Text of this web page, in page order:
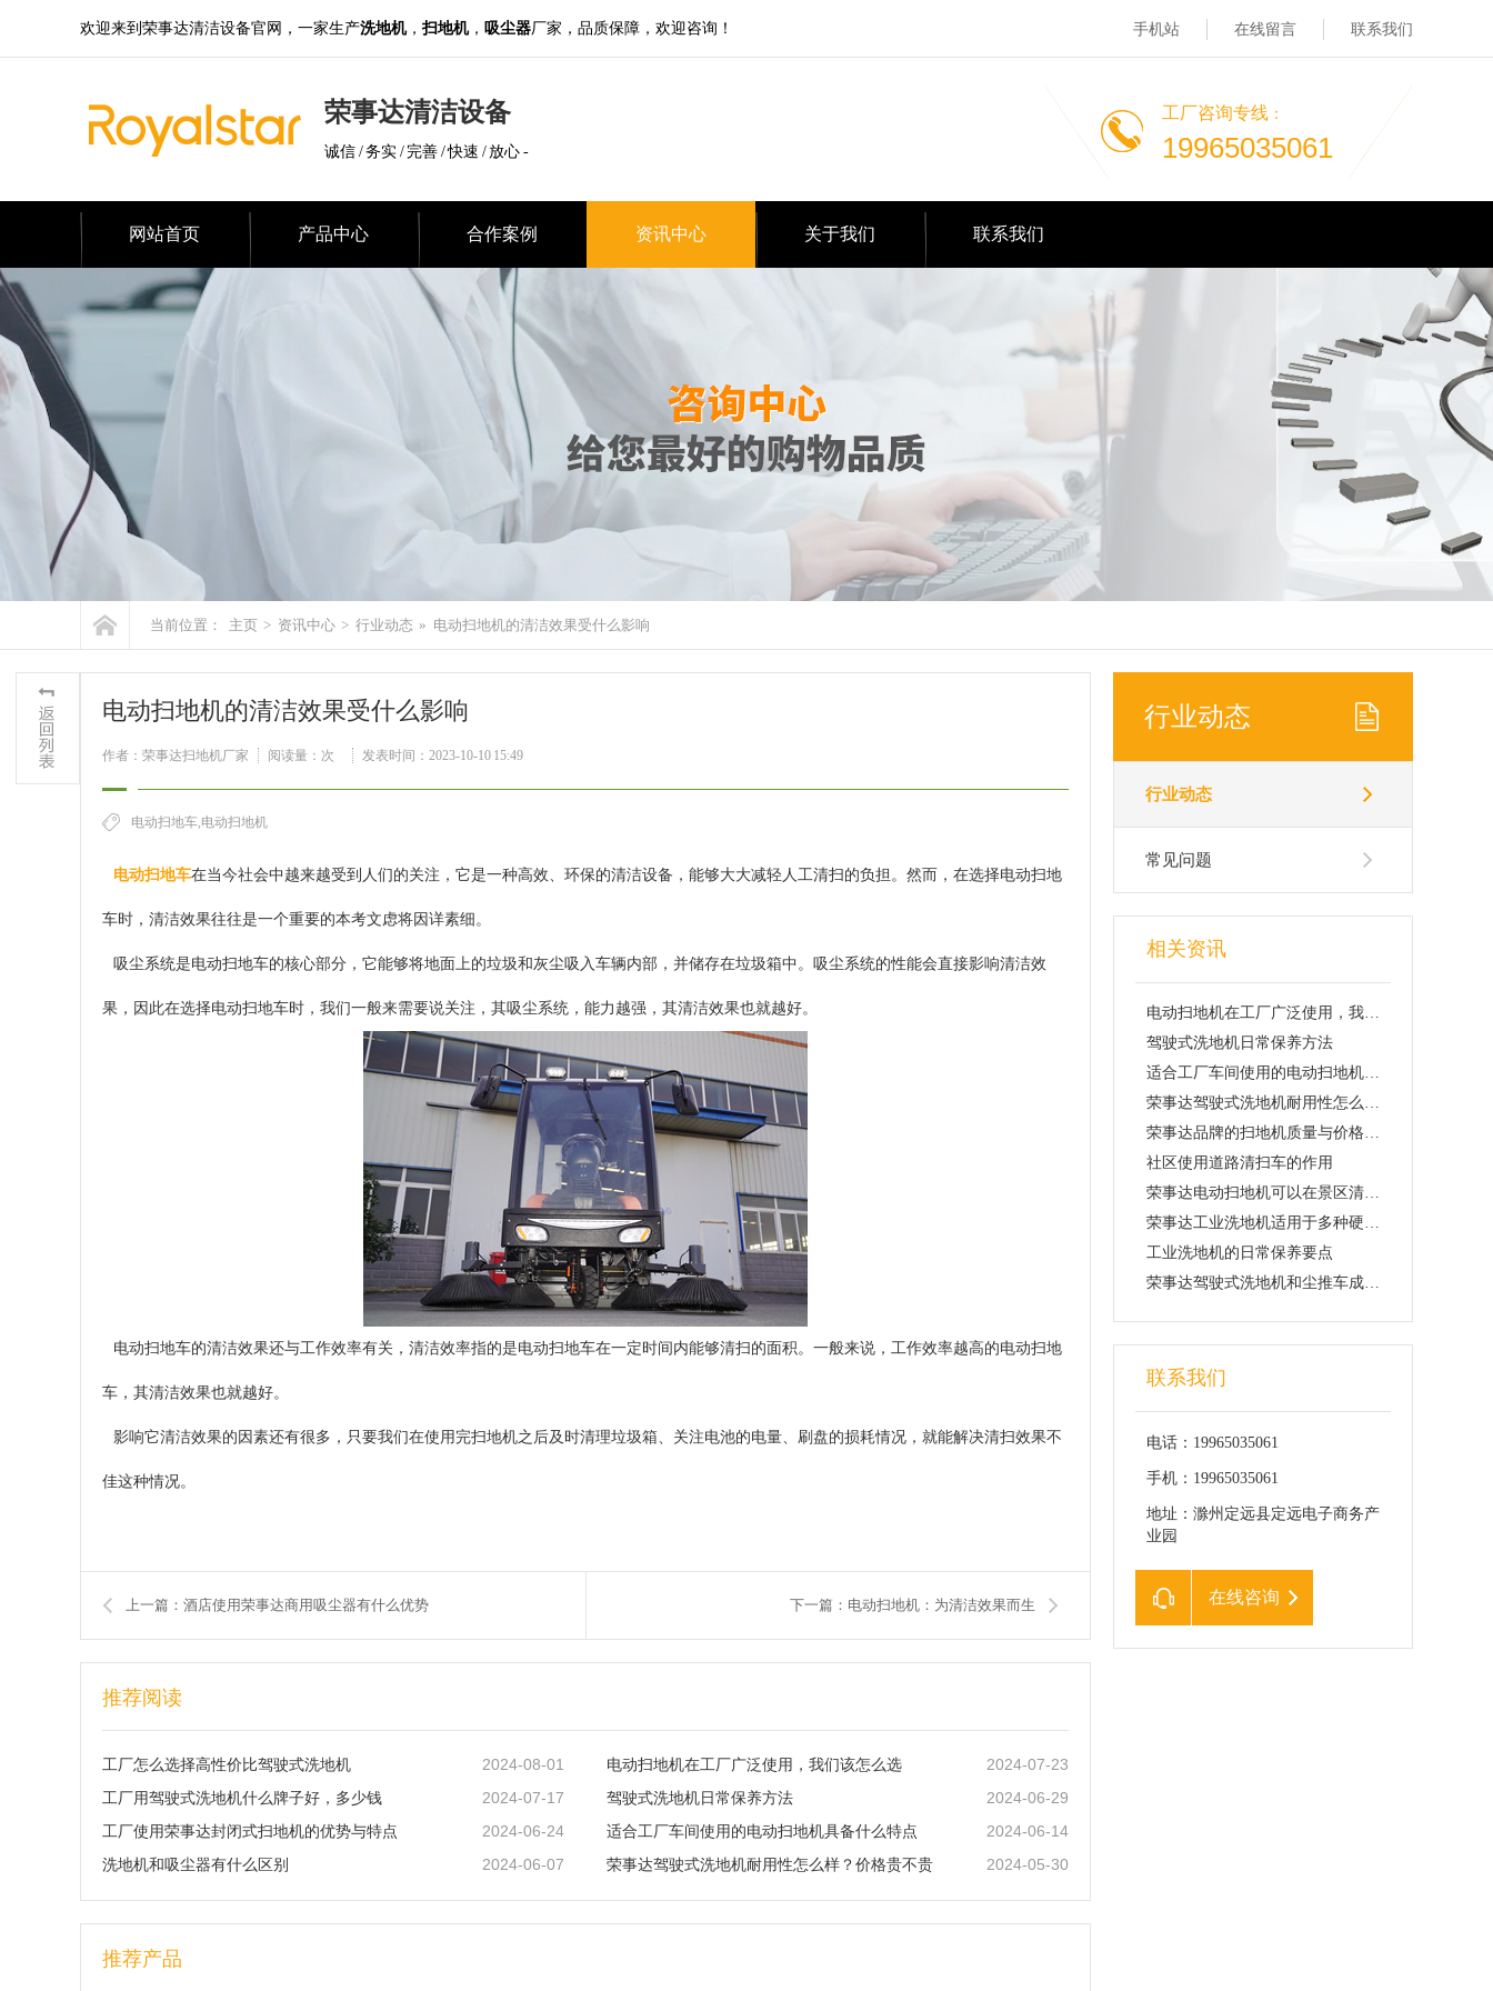
欢迎来到荣事达清洁设备官网，一家生产洗地机， 扫地机， 吸尘器厂家，品质保障，欢迎咨询！ 手机站 在线留言 联系我们
荣事达清洁设备
诚信 / 务实 / 完善 / 快速 / 放心 -
工厂咨询专线 ：
19965035061
网站首页 产品中心 合作案例 资讯中心 关于我们 联系我们
当前位置： 主页 > 资讯中心 > 行业动态 » 电动扫地机的清洁效果受什么影响
电动扫地机的清洁效果受什么影响
作者：荣事达扫地机厂家 阅读量： 次 发表时间：2023-10-10 15:49
电动扫地车,电动扫地机
电动扫地车在当今社会中越来越受到人们的关注，它是一种高效、环保的清洁设备，能够大大减轻人工清扫的负担。然而，在选择电动扫地
车时，清洁效果往往是一个重要的本考文虑将因详素细。
吸尘系统是电动扫地车的核心部分，它能够将地面上的垃圾和灰尘吸入车辆内部，并储存在垃圾箱中。吸尘系统的性能会直接影响清洁效
果，因此在选择电动扫地车时，我们一般来需要说关注，其吸尘系统，能力越强，其清洁效果也就越好。
电动扫地车的清洁效果还与工作效率有关，清洁效率指的是电动扫地车在一定时间内能够清扫的面积。一般来说，工作效率越高的电动扫地
车，其清洁效果也就越好。
影响它清洁效果的因素还有很多，只要我们在使用完扫地机之后及时清理垃圾箱、关注电池的电量、刷盘的损耗情况，就能解决清扫效果不
佳这种情况。
上一篇：酒店使用荣事达商用吸尘器有什么优势 下一篇：电动扫地机：为清洁效果而生
推荐阅读
工厂怎么选择高性价比驾驶式洗地机 2024-08-01 电动扫地机在工厂广泛使用，我们该怎么选 2024-07-23
工厂用驾驶式洗地机什么牌子好，多少钱 2024-07-17 驾驶式洗地机日常保养方法 2024-06-29
工厂使用荣事达封闭式扫地机的优势与特点 2024-06-24 适合工厂车间使用的电动扫地机具备什么特点 2024-06-14
洗地机和吸尘器有什么区别 2024-06-07 荣事达驾驶式洗地机耐用性怎么样？价格贵不贵 2024-05-30
推荐产品
行业动态
行业动态
常见问题
相关资讯
电动扫地机在工厂广泛使用，我们该怎么选
驾驶式洗地机日常保养方法
适合工厂车间使用的电动扫地机具备什么特点
荣事达驾驶式洗地机耐用性怎么样？价格贵不贵
荣事达品牌的扫地机质量与价格怎么样，适合在工厂使用吗
社区使用道路清扫车的作用
荣事达电动扫地机可以在景区清洁卫生
荣事达工业洗地机适用于多种硬质地面使用
工业洗地机的日常保养要点
荣事达驾驶式洗地机和尘推车成为停车场标配设备
联系我们
电话：19965035061
手机：19965035061
地址：滁州定远县定远电子商务产
业园
在线咨询